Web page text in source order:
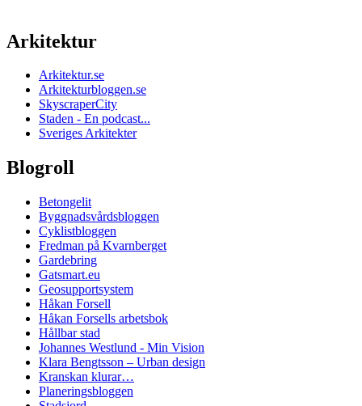
Arkitektur
Arkitektur.se
Arkitekturbloggen.se
SkyscraperCity
Staden - En podcast...
Sveriges Arkitekter
Blogroll
Betongelit
Byggnadsvårdsbloggen
Cyklistbloggen
Fredman på Kvarnberget
Gardebring
Gatsmart.eu
Geosupportsystem
Håkan Forsell
Håkan Forsells arbetsbok
Hållbar stad
Johannes Westlund - Min Vision
Klara Bengtsson – Urban design
Kranskan klurar…
Planeringsbloggen